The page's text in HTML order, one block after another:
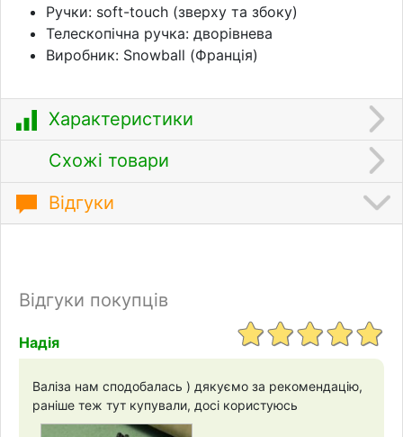
Ручки: soft-touch (зверху та збоку)
Телескопічна ручка: дворівнева
Виробник: Snowball (Франція)
Характеристики
Схожі товари
Відгуки
Відгуки покупців
Надія
Валіза нам сподобалась ) дякуємо за рекомендацію,
раніше теж тут купували, досі користуюсь